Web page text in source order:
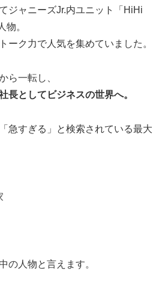
ジャニーズJr.内ユニット「HiHi
物。
ーク力で人気を集めていました。
ら一転し、
長としてビジネスの世界へ。
急すぎる」と検索されている最大
の人物と言えます。